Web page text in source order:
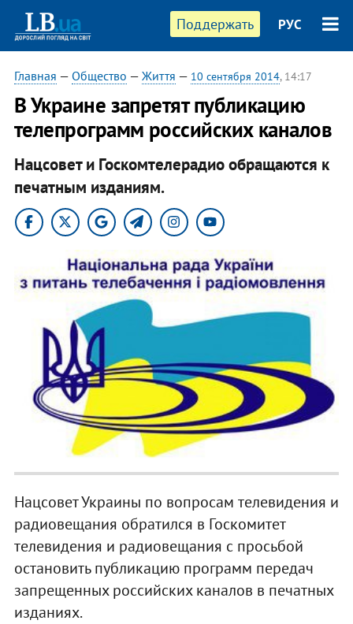
Поддержать РУС
Главная — Общество — Життя — 10 сентября 2014, 14:17
В Украине запретят публикацию
телепрограмм российских каналов
Нацсовет и Госкомтелерадио обращаются к
печатным изданиям.
Нацсовет Украины по вопросам телевидения и
радиовещания обратился в Госкомитет
телевидения и радиовещания с просьбой
остановить публикацию программ передач
запрещенных российских каналов в печатных
изданиях.